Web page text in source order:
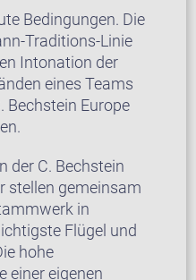
Bedingungen. Die
Traditions-Linie
Intonation der
eines Teams
Bechstein Europe
der C. Bechstein
stellen gemeinsam
in
Flügel und
hohe
einer eigenen